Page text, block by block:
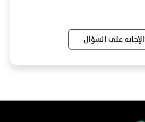
الإجابة على السؤال